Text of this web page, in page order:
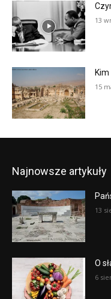
13
15
Najnowsze artykuły
13
O
6